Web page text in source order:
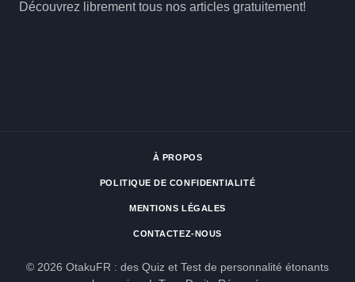
Découvrez librement tous nos articles gratuitement!
À PROPOS
POLITIQUE DE CONFIDENTIALITÉ
MENTIONS LÉGALES
CONTACTEZ-NOUS
© 2026 OtakuFR : des Quiz et Test de personnalité étonants